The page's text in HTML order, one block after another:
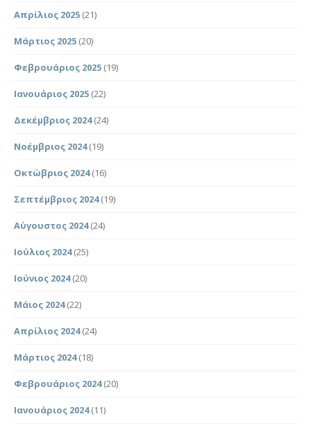
Απρίλιος 2025 (21)
Μάρτιος 2025 (20)
Φεβρουάριος 2025 (19)
Ιανουάριος 2025 (22)
Δεκέμβριος 2024(24)
Νοέμβριος 2024(19)
Οκτώβριος 2024(16)
Σεπτέμβριος 2024(19)
Αύγουστος 2024(24)
Ιούλιος 2024(25)
Ιούνιος 2024(20)
Μάιος 2024(22)
Απρίλιος 2024(24)
Μάρτιος 2024(18)
Φεβρουάριος 2024(20)
Ιανουάριος 2024(11)